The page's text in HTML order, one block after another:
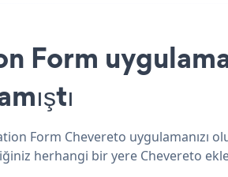
Form
Form Chevereto uygulamanızı
herhangi bir yere Chevereto